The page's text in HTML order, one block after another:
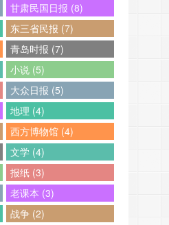
甘肃民国日报 (8)
东三省民报 (7)
青岛时报 (7)
小说 (5)
大众日报 (5)
地理 (4)
西方博物馆 (4)
文学 (4)
报纸 (3)
老课本 (3)
战争 (2)